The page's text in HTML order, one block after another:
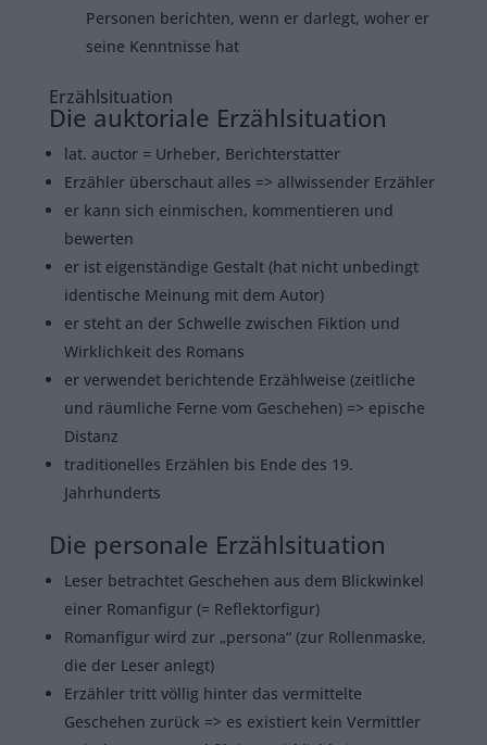
Personen berichten, wenn er darlegt, woher er
seine Kenntnisse hat
Erzählsituation
Die auktoriale Erzählsituation
lat. auctor = Urheber, Berichterstatter
Erzähler überschaut alles => allwissender Erzähler
er kann sich einmischen, kommentieren und
bewerten
er ist eigenständige Gestalt (hat nicht unbedingt
identische Meinung mit dem Autor)
er steht an der Schwelle zwischen Fiktion und
Wirklichkeit des Romans
er verwendet berichtende Erzählweise (zeitliche
und räumliche Ferne vom Geschehen) => epische
Distanz
traditionelles Erzählen bis Ende des 19.
Jahrhunderts
Die personale Erzählsituation
Leser betrachtet Geschehen aus dem Blickwinkel
einer Romanfigur (= Reflektorfigur)
Romanfigur wird zur „persona“ (zur Rollenmaske,
die der Leser anlegt)
Erzähler tritt völlig hinter das vermittelte
Geschehen zurück => es existiert kein Vermittler